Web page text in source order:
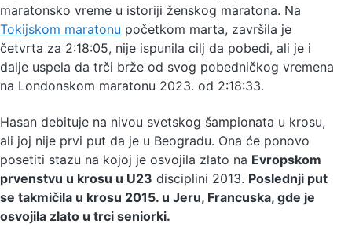
maratonsko vreme u istoriji ženskog maratona. Na
Tokijskom maratonu početkom marta, završila je
četvrta za 2:18:05, nije ispunila cilj da pobedi, ali je i
dalje uspela da trči brže od svog pobedničkog vremena
na Londonskom maratonu 2023. od 2:18:33.
Hasan debituje na nivou svetskog šampionata u krosu,
ali joj nije prvi put da je u Beogradu. Ona će ponovo
posetiti stazu na kojoj je osvojila zlato na Evropskom
prvenstvu u krosu u U23 disciplini 2013. Poslednji put
se takmičila u krosu 2015. u Jeru, Francuska, gde je
osvojila zlato u trci seniorki.